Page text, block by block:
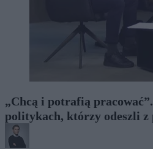
„Chcą i potrafią pracować”.
politykach, którzy odeszli